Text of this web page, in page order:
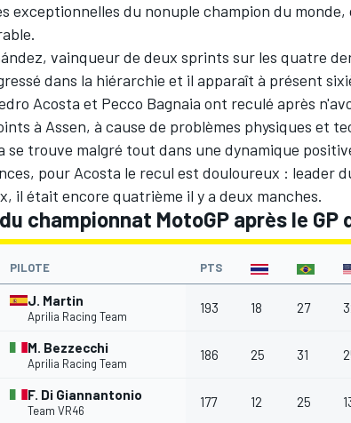
exceptionnelles du nonuple champion du
vainqueur de deux sprints sur les quatre
dans la hiérarchie et il apparaît à présent
Acosta et Pecco Bagnaia ont reculé après
à Assen, à cause de problèmes physiques et
se trouve malgré tout dans une dynamique
pour Acosta le recul est douloureux : leader
il était encore quatrième il y a deux manches.
championnat MotoGP après le
PILOTE PTS
J. Martin
Aprilia Racing Team
193 18 27
M. Bezzecchi
Aprilia Racing Team
186 25 31
F. Di Giannantonio
Team VR46
177 12 25